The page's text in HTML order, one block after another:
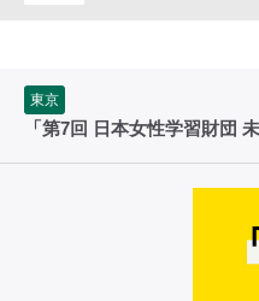
東京
「第7回 日本女性学習財団